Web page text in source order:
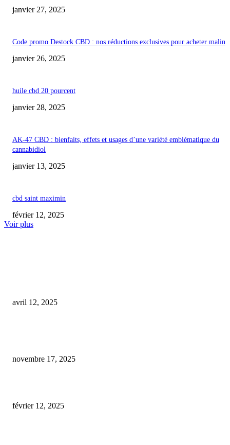
janvier 27, 2025
Code promo Destock CBD : nos réductions exclusives pour acheter malin
janvier 26, 2025
huile cbd 20 pourcent
janvier 28, 2025
AK-47 CBD : bienfaits, effets et usages d’une variété emblématique du
cannabidiol
janvier 13, 2025
cbd saint maximin
février 12, 2025
Voir plus
avril 12, 2025
novembre 17, 2025
février 12, 2025